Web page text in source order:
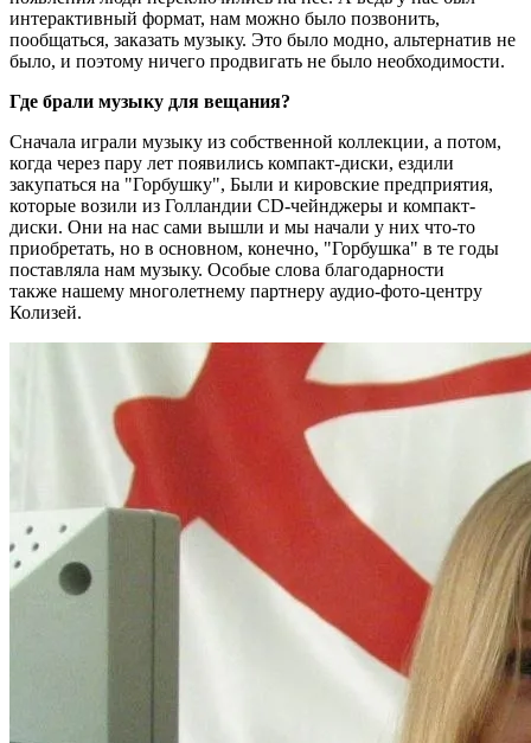
интерактивный формат, нам можно было позвонить,
пообщаться, заказать музыку. Это было модно, альтернатив не
было, и поэтому ничего продвигать не было необходимости.
Где брали музыку для вещания?
Сначала играли музыку из собственной коллекции, а потом,
когда через пару лет появились компакт-диски, ездили
закупаться на "Горбушку", Были и кировские предприятия,
которые возили из Голландии CD-чейнджеры и компакт-
диски. Они на нас сами вышли и мы начали у них что-то
приобретать, но в основном, конечно, "Горбушка" в те годы
поставляла нам музыку. Особые слова благодарности
также нашему многолетнему партнеру аудио-фото-центру
Колизей.